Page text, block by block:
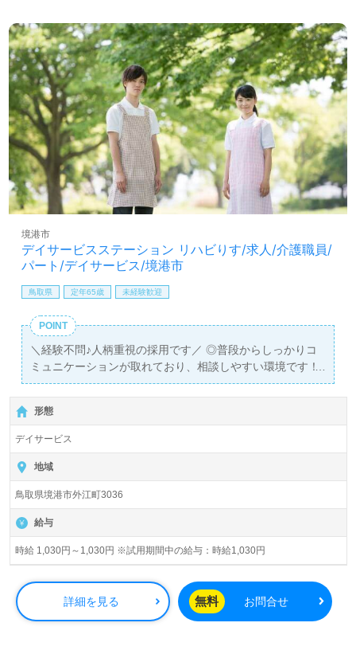
デイサービスステーション リハビりす/求人/介護職員/
パート/デイサービス/境港市
境港市
鳥取県 定年65歳 未経験歓迎
POINT
＼経験不問♪人柄重視の採用です／ ◎普段からしっかりコ
ミュニケーションが取れており、相談しやすい環境です！
◎アットホームなデイサービスで一緒に働きませんか？
形態
デイサービス
地域
鳥取県境港市外江町3036
給与
時給 1,030円～1,030円 ※試用期間中の給与：時給1,030円
詳細を見る 無料 お問合せ